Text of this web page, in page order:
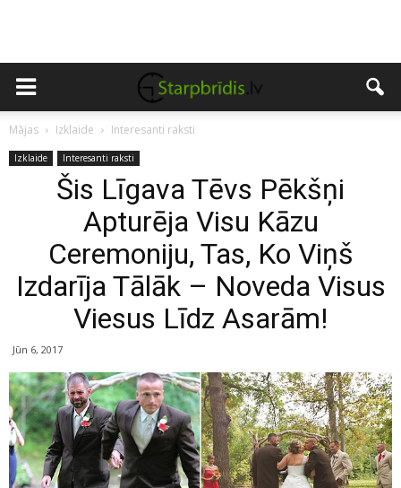
Mājas Izklaide Interesanti raksti
Izklaide Interesanti raksti
Šis Līgava Tēvs Pēkšņi
Apturēja Visu Kāzu
Ceremoniju, Tas, Ko Viņš
Izdarīja Tālāk – Noveda Visus
Viesus Līdz Asarām!
Jūn 6, 2017